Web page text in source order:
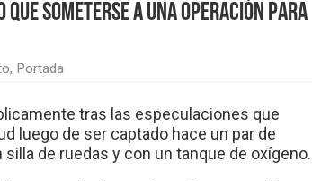
someterse a una operación para
, Portada
tras las especulaciones que
luego de ser captado hace un par de
de ruedas y con un tanque de oxígeno.